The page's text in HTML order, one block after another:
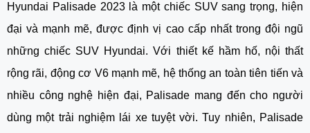
Hyundai Palisade 2023 là một chiếc SUV sang trọng, hiện
đại và mạnh mẽ, được định vị cao cấp nhất trong đội ngũ
những chiếc SUV Hyundai. Với thiết kế hầm hố, nội thất
rộng rãi, động cơ V6 mạnh mẽ, hệ thống an toàn tiên tiến và
nhiều công nghệ hiện đại, Palisade mang đến cho người
dùng một trải nghiệm lái xe tuyệt vời. Tuy nhiên, Palisade